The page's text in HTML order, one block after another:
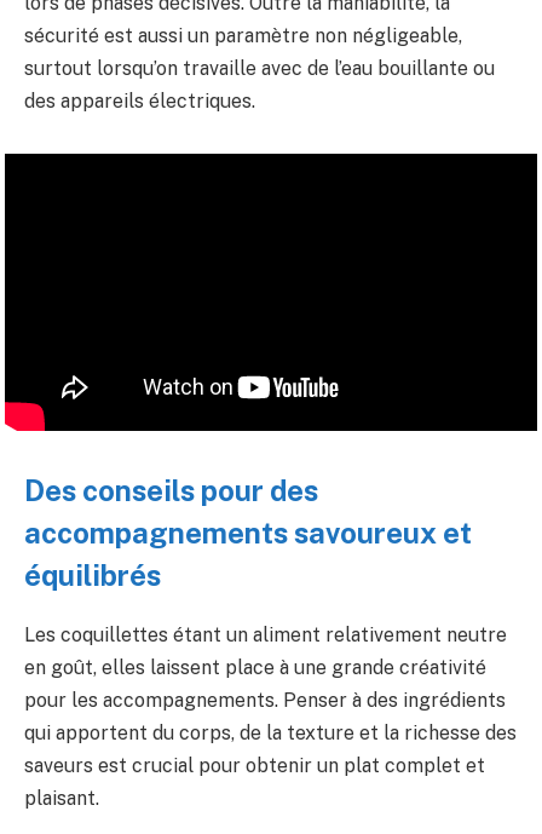
sécurité est aussi un paramètre non négligeable,
surtout lorsqu’on travaille avec de l’eau bouillante ou
des appareils électriques.
Des conseils pour des
accompagnements savoureux et
équilibrés
Les coquillettes étant un aliment relativement neutre
en goût, elles laissent place à une grande créativité
pour les accompagnements. Penser à des ingrédients
qui apportent du corps, de la texture et la richesse des
saveurs est crucial pour obtenir un plat complet et
plaisant.